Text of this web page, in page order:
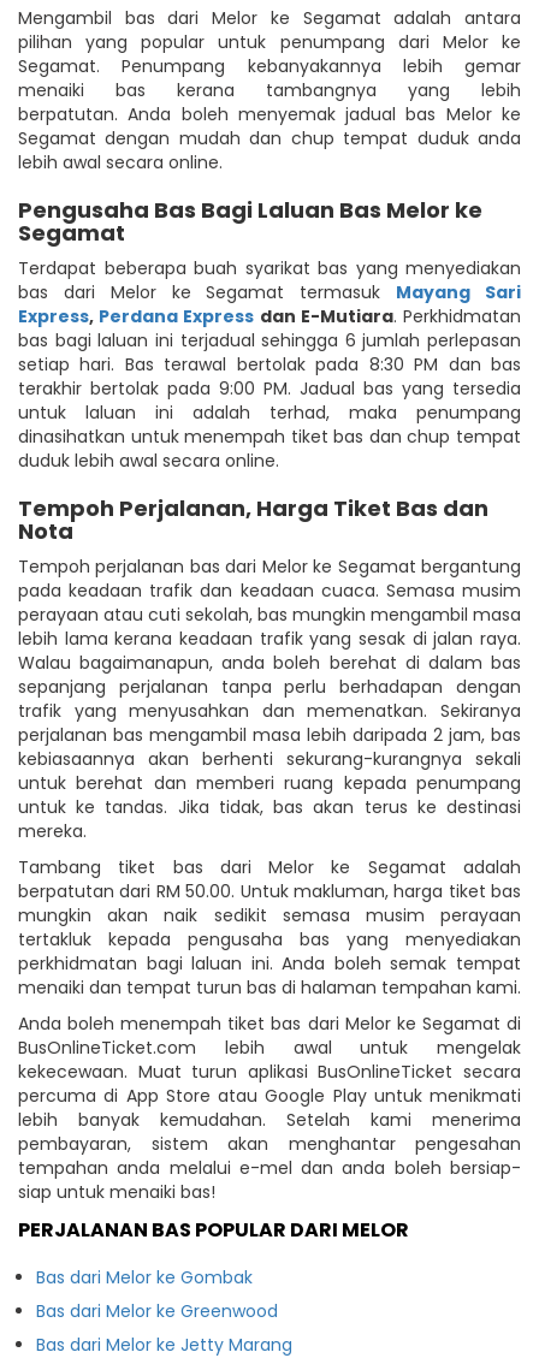
Mengambil bas dari Melor ke Segamat adalah antara
pilihan yang popular untuk penumpang dari Melor ke
Segamat. Penumpang kebanyakannya lebih gemar
menaiki bas kerana tambangnya yang lebih
berpatutan. Anda boleh menyemak jadual bas Melor ke
Segamat dengan mudah dan chup tempat duduk anda
lebih awal secara online.
Pengusaha Bas Bagi Laluan Bas Melor ke
Segamat
Terdapat beberapa buah syarikat bas yang menyediakan
bas dari Melor ke Segamat termasuk Mayang Sari
Express, Perdana Express dan E-Mutiara. Perkhidmatan
bas bagi laluan ini terjadual sehingga 6 jumlah perlepasan
setiap hari. Bas terawal bertolak pada 8:30 PM dan bas
terakhir bertolak pada 9:00 PM. Jadual bas yang tersedia
untuk laluan ini adalah terhad, maka penumpang
dinasihatkan untuk menempah tiket bas dan chup tempat
duduk lebih awal secara online.
Tempoh Perjalanan, Harga Tiket Bas dan
Nota
Tempoh perjalanan bas dari Melor ke Segamat bergantung
pada keadaan trafik dan keadaan cuaca. Semasa musim
perayaan atau cuti sekolah, bas mungkin mengambil masa
lebih lama kerana keadaan trafik yang sesak di jalan raya.
Walau bagaimanapun, anda boleh berehat di dalam bas
sepanjang perjalanan tanpa perlu berhadapan dengan
trafik yang menyusahkan dan memenatkan. Sekiranya
perjalanan bas mengambil masa lebih daripada 2 jam, bas
kebiasaannya akan berhenti sekurang-kurangnya sekali
untuk berehat dan memberi ruang kepada penumpang
untuk ke tandas. Jika tidak, bas akan terus ke destinasi
mereka.
Tambang tiket bas dari Melor ke Segamat adalah
berpatutan dari RM 50.00. Untuk makluman, harga tiket bas
mungkin akan naik sedikit semasa musim perayaan
tertakluk kepada pengusaha bas yang menyediakan
perkhidmatan bagi laluan ini. Anda boleh semak tempat
menaiki dan tempat turun bas di halaman tempahan kami.
Anda boleh menempah tiket bas dari Melor ke Segamat di
BusOnlineTicket.com lebih awal untuk mengelak
kekecewaan. Muat turun aplikasi BusOnlineTicket secara
percuma di App Store atau Google Play untuk menikmati
lebih banyak kemudahan. Setelah kami menerima
pembayaran, sistem akan menghantar pengesahan
tempahan anda melalui e-mel dan anda boleh bersiap-
siap untuk menaiki bas!
PERJALANAN BAS POPULAR DARI MELOR
Bas dari Melor ke Gombak
Bas dari Melor ke Greenwood
Bas dari Melor ke Jetty Marang